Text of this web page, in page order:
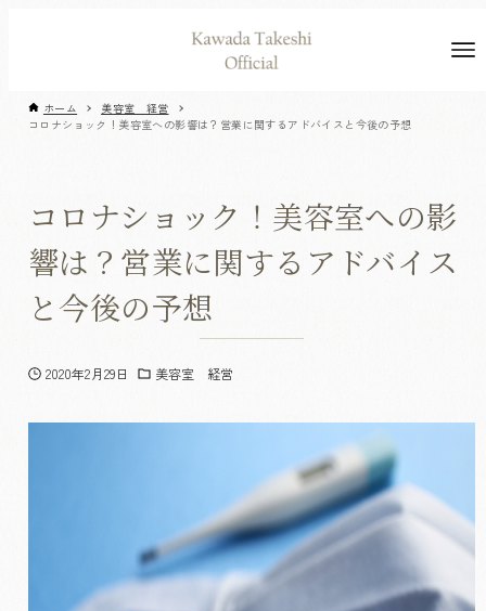
ホーム
美容室 経営
コロナショック！美容室への影響は？営業に関するアドバイスと今後の予想
コロナショック！美容室への影
響は？営業に関するアドバイス
と今後の予想
2020年2月29日 美容室 経営